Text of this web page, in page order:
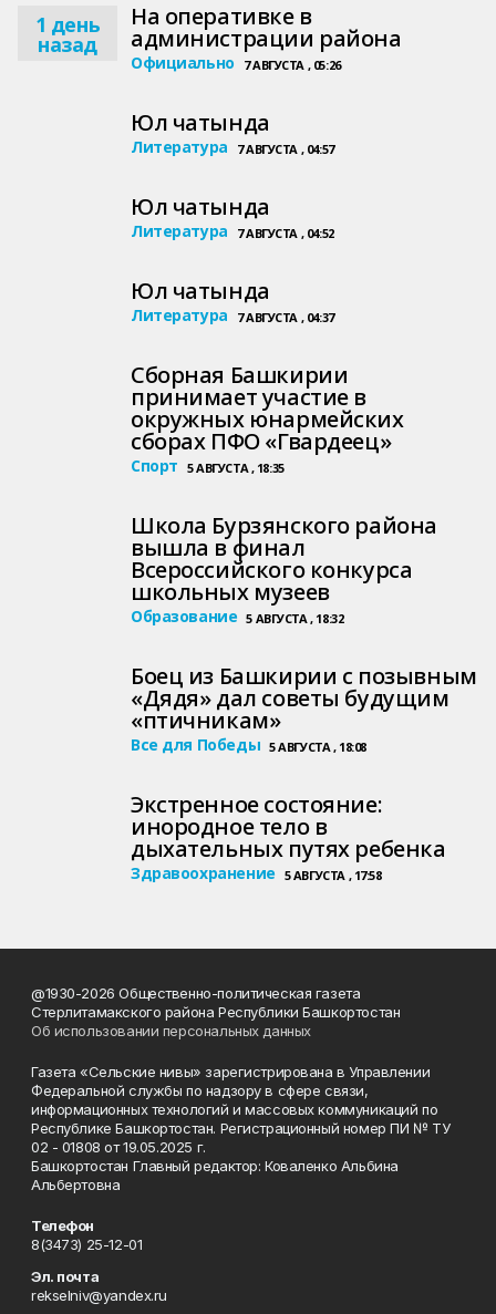
1 день
назад
На оперативке в
администрации района
Официально 7 АВГУСТА , 05:26
Юл чатында
Литература 7 АВГУСТА , 04:57
Юл чатында
Литература 7 АВГУСТА , 04:52
Юл чатында
Литература 7 АВГУСТА , 04:37
Сборная Башкирии
принимает участие в
окружных юнармейских
сборах ПФО «Гвардеец»
Спорт 5 АВГУСТА , 18:35
Школа Бурзянского района
вышла в финал
Всероссийского конкурса
школьных музеев
Образование 5 АВГУСТА , 18:32
Боец из Башкирии с позывным
«Дядя» дал советы будущим
«птичникам»
Все для Победы 5 АВГУСТА , 18:08
Экстренное состояние:
инородное тело в
дыхательных путях ребенка
Здравоохранение 5 АВГУСТА , 17:58
@1930-2026 Общественно-политическая газета
Стерлитамакского района Республики Башкортостан
Об использовании персональных данных
Газета «Сельские нивы» зарегистрирована в Управлении
Федеральной службы по надзору в сфере связи,
информационных технологий и массовых коммуникаций по
Республике Башкортостан. Регистрационный номер ПИ № ТУ
02 - 01808 от 19.05.2025 г.
Башкортостан Главный редактор: Коваленко Альбина
Альбертовна
Телефон
8(3473) 25-12-01
Эл. почта
rekselniv@yandex.ru